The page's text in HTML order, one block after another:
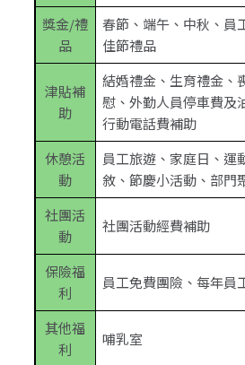
獎金/禮
品
春節、端午、中秋、員
佳節禮品
津貼補
助
結婚禮金、生育禮金、
慰、外勤人員停車費及
行動電話費補助
休憩活
動
員工旅遊、家庭日、運
敘、節慶小活動、部門
社團活
動
社團活動經費補助
保險福
利
員工免費團險、每年員
其他福
利
哺乳室